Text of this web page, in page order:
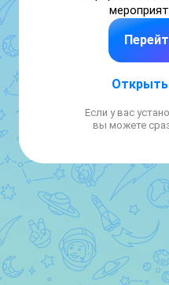
📅 узнаете
встреч
📖 познакомитесь
💬
Открыть
Если у вас
вы можете